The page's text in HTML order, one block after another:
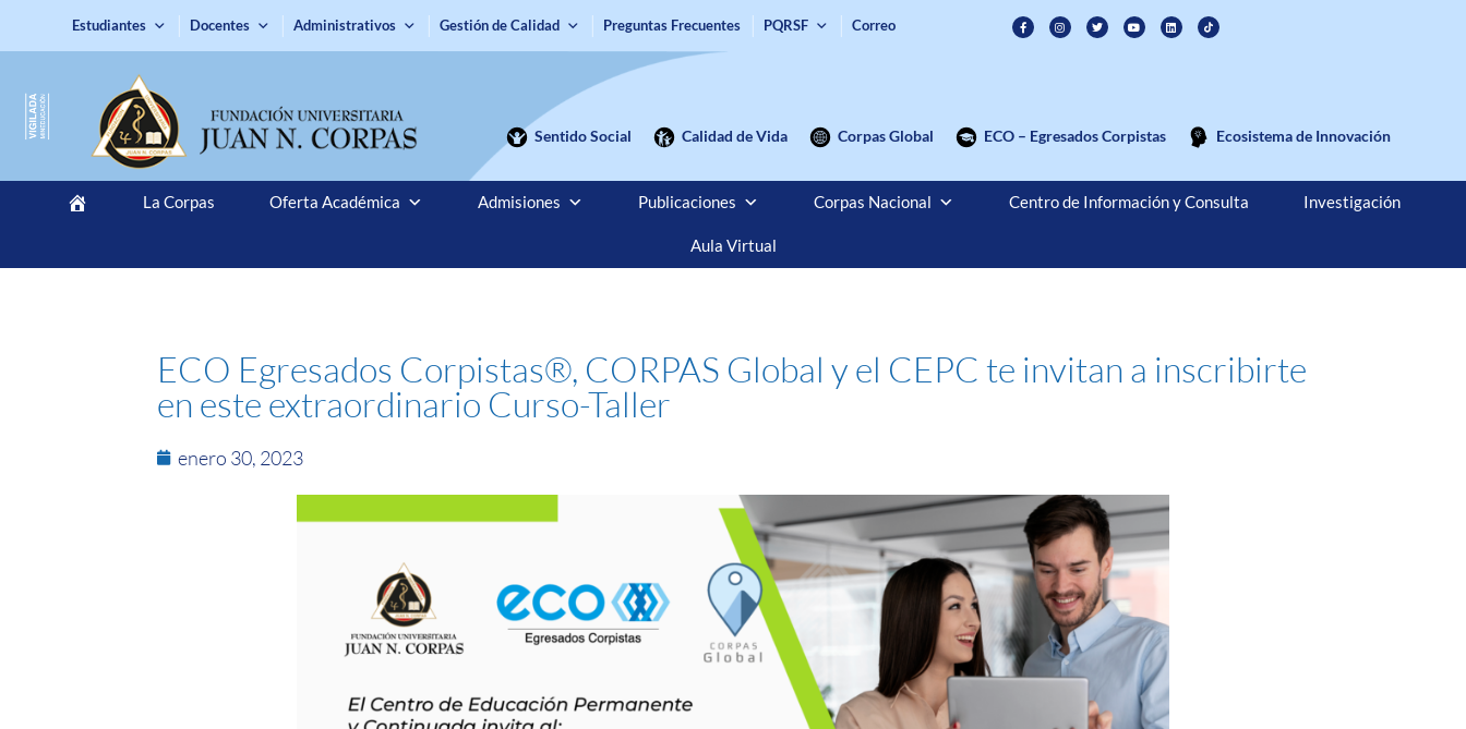
Estudiantes Docentes Administrativos Gestión de Calidad Preguntas Frecuentes PQRSF Correo
Sentido Social Calidad de Vida Corpas Global ECO – Egresados Corpistas Ecosistema de Innovación
La Corpas Oferta Académica Admisiones Publicaciones Corpas Nacional Centro de Información y Consulta Investigación
Aula Virtual
ECO Egresados Corpistas®, CORPAS Global y el CEPC te invitan a inscribirte
en este extraordinario Curso-Taller
enero 30, 2023